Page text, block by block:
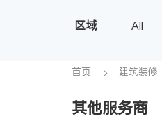
区域 All
首页 建筑装修
其他服务商